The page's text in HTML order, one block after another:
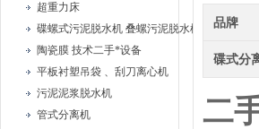
超重力床
碟螺式污泥脱水机 叠螺污泥脱水机
陶瓷膜 技术二手*设备
平板衬塑吊袋 、刮刀离心机
污泥泥浆脱水机
管式分离机
品牌
碟式分
二